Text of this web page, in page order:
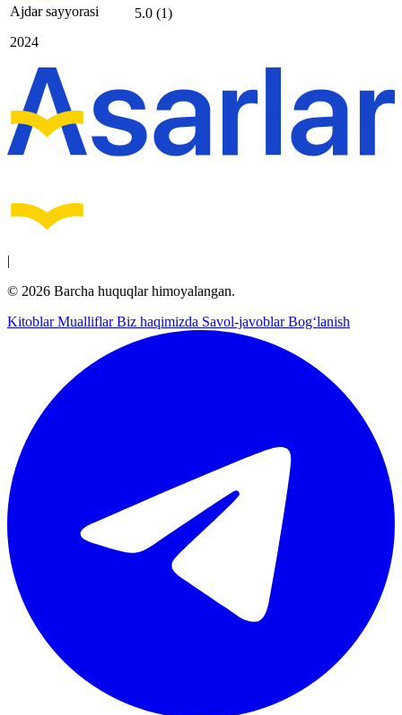
Ajdar sayyorasi
2024
5.0 (1)
|
© 2026 Barcha huquqlar himoyalangan.
KitoblarMualliflarBiz haqimizda Savol-javoblarBog‘lanish